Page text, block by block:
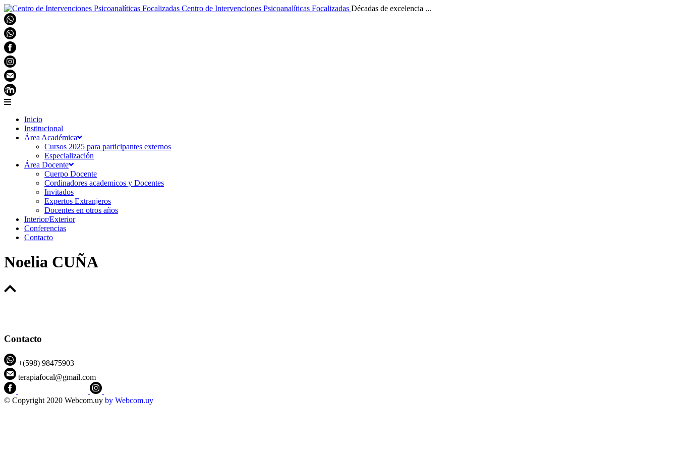
Centro de Intervenciones Psicoanalíticas Focalizadas Décadas de excelencia ...
Inicio
Institucional
Área Académica
Cursos 2025 para participantes externos
Especialización
Área Docente
Cuerpo Docente
Cordinadores academicos y Docentes
Invitados
Expertos Extranjeros
Docentes en otros años
Interior/Exterior
Conferencias
Contacto
Noelia CUÑA
Contacto
+(598) 98475903
terapiafocal@gmail.com
© Copyright 2020 Webcom.uy by Webcom.uy